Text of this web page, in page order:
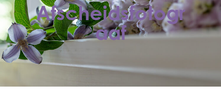
Afscheidsfotogr
aaf